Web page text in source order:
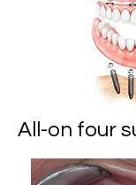
All-on four